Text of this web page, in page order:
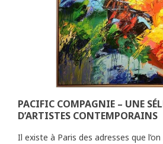
PACIFIC COMPAGNIE – UNE
D’ARTISTES CONTEMPORAINS
Il existe à Paris des adresses que